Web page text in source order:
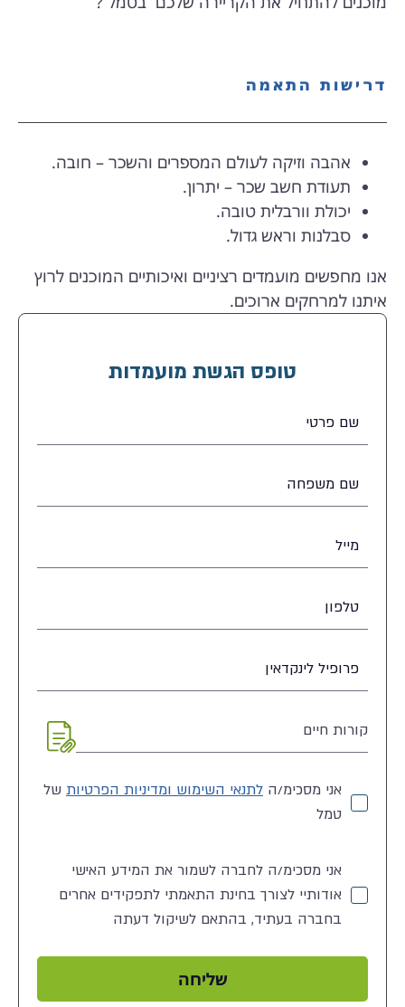
דרישות התאמה
אהבה וזיקה לעולם המספרים והשכר – חובה.
תעודת חשב שכר – יתרון.
יכולת וורבלית טובה.
סבלנות וראש גדול.
אנו מחפשים מועמדים רציניים ואיכותיים המוכנים לרוץ
איתנו למרחקים ארוכים.
טופס הגשת מועמדות
אני מסכימ/ה לתנאי השימוש ומדיניות הפרטיות של
טמל
אני מסכימ/ה לחברה לשמור את המידע האישי
אודותיי לצורך בחינת התאמתי לתפקידים אחרים
בחברה בעתיד, בהתאם לשיקול דעתה
שליחה